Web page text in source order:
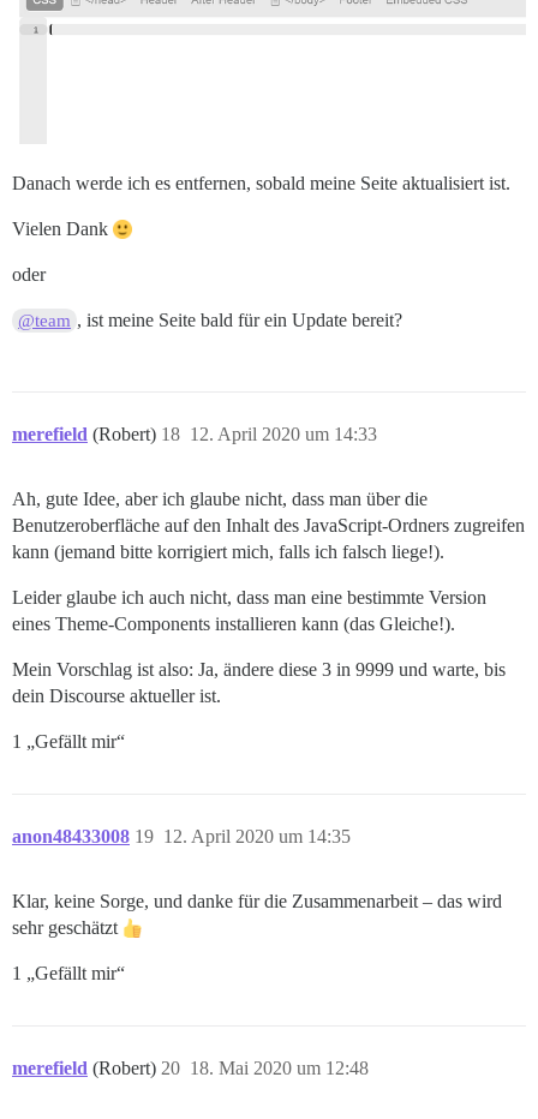
Danach werde ich es entfernen, sobald meine Seite aktualisiert ist.
Vielen Dank
oder
@team , ist meine Seite bald für ein Update bereit?
merefield (Robert) 12. April 2020 um 14:33
18
Ah, gute Idee, aber ich glaube nicht, dass man über die
Benutzeroberfläche auf den Inhalt des JavaScript-Ordners zugreifen
kann (jemand bitte korrigiert mich, falls ich falsch liege!).
Leider glaube ich auch nicht, dass man eine bestimmte Version
eines Theme-Components installieren kann (das Gleiche!).
Mein Vorschlag ist also: Ja, ändere diese 3 in 9999 und warte, bis
dein Discourse aktueller ist.
1 „Gefällt mir“
anon48433008 12. April 2020 um 14:35
19
Klar, keine Sorge, und danke für die Zusammenarbeit – das wird
sehr geschätzt
1 „Gefällt mir“
merefield (Robert) 18. Mai 2020 um 12:48
20